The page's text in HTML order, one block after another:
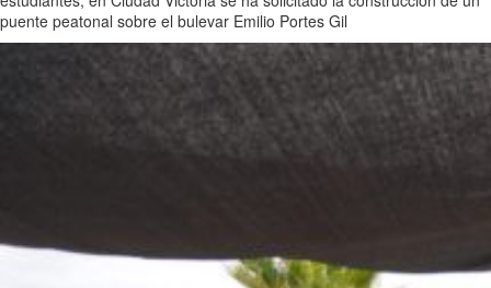
puente peatonal sobre el bulevar Emilio Portes Gil